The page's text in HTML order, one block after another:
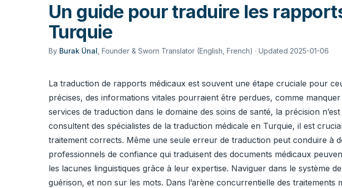
Un guide pour traduire les
Turquie
By Burak Ünal Founder & Sworn Translator (English, French) · Updated 2025-01-06
La traduction de rapports médicaux est souvent une étape cruciale pour
précises, des informations vitales pourraient être perdues, comme
services de traduction dans le domaine des soins de santé, la précision
consultent des spécialistes de la traduction médicale en Turquie, il est
traitement corrects. Même une seule erreur de traduction peut conduire à
professionnels de confiance qui traduisent des documents médicaux
les lacunes linguistiques grâce à leur expertise. Naviguer dans le système
guérison, et non sur les mots. Dans l’arène concurrentielle des